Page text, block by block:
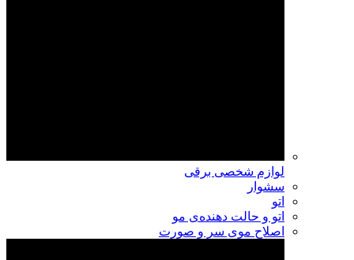
لوازم شخصی برقی
سشوار
اتو
اتو و حالت دهنده‌ی مو
اصلاح موی سر و صورت